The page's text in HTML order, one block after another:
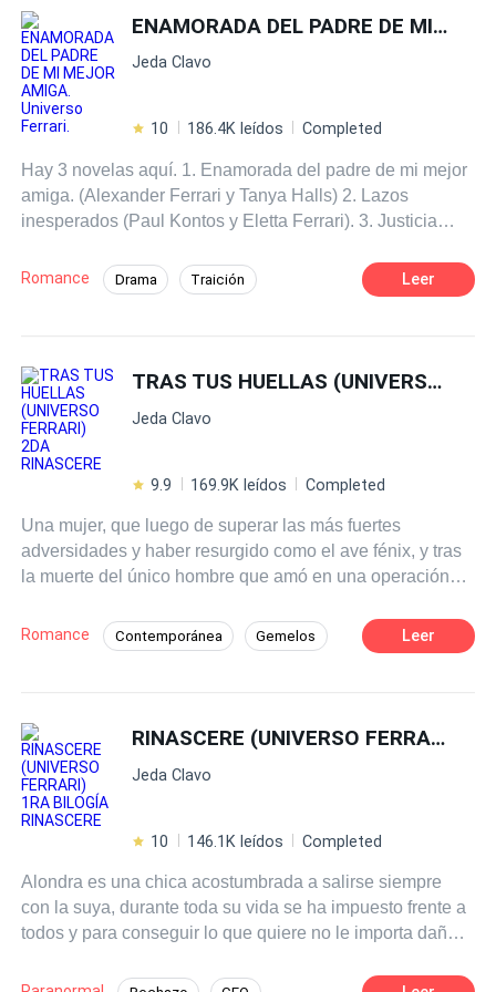
parcial de la presente obra por cualquier medio o su
adaptación sin la autorización expresa de la autora.
nunca es como te la imaginas...
Embarazo ENAMORADA DEL PADRE DE MI MEJOR AMIGA. Universo Ferrari.
Jeda Clavo
10 186.4K leídos Completed
Hay 3 novelas aquí. 1. Enamorada del padre de mi mejor
amiga. (Alexander Ferrari y Tanya Halls) 2. Lazos
inesperados (Paul Kontos y Eletta Ferrari). 3. Justicia
Enamorada del padre de mi mejor amiga sinopsis
Alexander Ferrari Aeton, se casó muy joven, ama a su
su esposa sufre un accidente donde pierde la vida, en
medio de su desolación y despecho, al dia siguiente de
la muerte de su esposa, termina enredado con Tanya Hall
la mejor amiga de su hija, sin embargo, al amanecer la
echa porque se da cuenta del error que cometió, al
si fuera poco descubre que el accidente fue provocado y
su primera sospechosa es la obsesionada chica.
Romance Drama Traición Leer
TRAS TUS HUELLAS (UNIVERSO FERRARI) 2DA RINASCERE
Jeda Clavo
9.9 169.9K leídos Completed
Una mujer, que luego de superar las más fuertes
adversidades y haber resurgido como el ave fénix, y tras
la muerte del único hombre que amó en una operación
los hallazgos tan marcados de que tal vez sobrevivió a la
explosión, le dan un nuevo sentido a su vida y es así
sucedido, así inicia su camino tras su huella ¿Estará vivo
Felipe? De estar vivo ¿Por qué huyó de su familia?
Romance Contemporánea Gemelos
Perdón Venganza
Leer
RINASCERE (UNIVERSO FERRARI) 1RA BILOGÍA RINASCERE
Jeda Clavo
10 146.1K leídos Completed
Alondra es una chica acostumbrada a salirse siempre
con la suya, durante toda su vida se ha impuesto frente a
todos y para conseguir lo que quiere no le importa dañar
descubren lo último que hizo y decididos a corregirla, le